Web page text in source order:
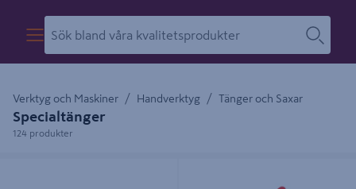
Verktyg och Maskiner Handverktyg Tänger och Saxar
Specialtänger
124 produkter